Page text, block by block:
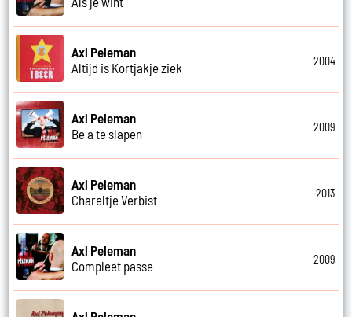
Axl Peleman
Altijd is Kortjakje ziek
2004
Axl Peleman
Be a te slapen
2009
Axl Peleman
Chareltje Verbist
2013
Axl Peleman
Compleet passe
2009